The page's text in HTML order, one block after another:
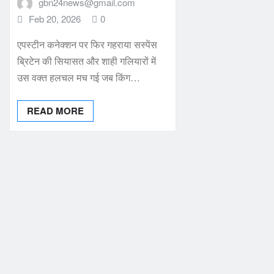
Feb 20, 2026
0
एपस्टीन कनेक्शन पर फिर गहराया सस्पेंस
ब्रिटेन की सियासत और शाही गलियारों में
उस वक्त हलचल मच गई जब किंग…
READ MORE